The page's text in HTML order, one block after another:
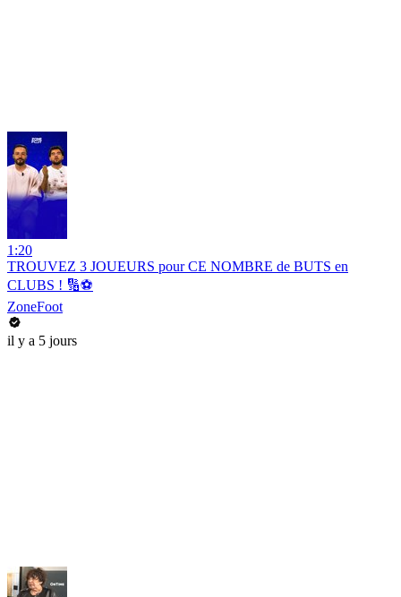
1:20
TROUVEZ 3 JOUEURS pour CE NOMBRE de BUTS en
CLUBS ! 🔢⚽️
ZoneFoot
il y a 5 jours